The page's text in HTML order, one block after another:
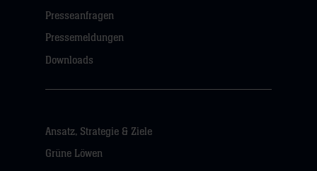
Presseanfragen
Pressemeldungen
Downloads
Ansatz, Strategie & Ziele
Grüne Löwen